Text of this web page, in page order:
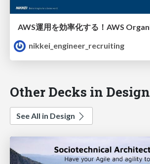
nikkei_engineer_recruiting
Other Decks in Design
See All in Design